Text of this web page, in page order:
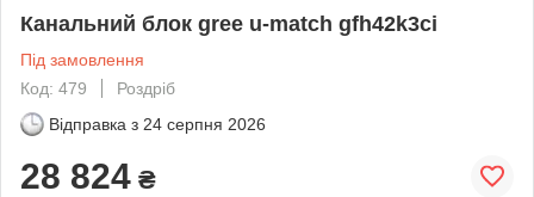
Канальний блок gree u-match gfh42k3ci
Під замовлення
Код: 479
Роздріб
Відправка з 24 серпня 2026
28 824 ₴